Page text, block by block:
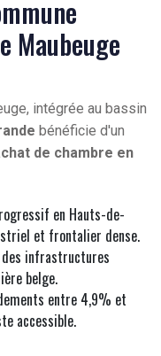
Maubeuge
intégrée au bassin
bénéficie d'un
de chambre en
en Hauts-de-
et frontalier dense.
infrastructures
belge.
entre 4,9% et
accessible.